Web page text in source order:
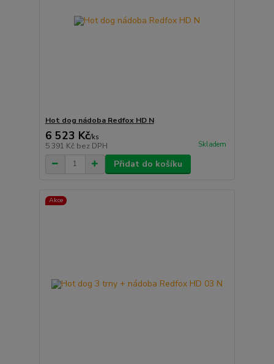
Hot dog nádoba Redfox HD N
6 523 Kč/ks
5 391 Kč bez DPH Skladem
Přidat do košíku
Akce